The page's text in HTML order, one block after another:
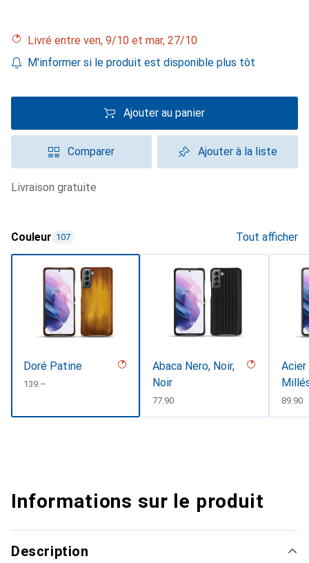
Livré entre ven, 9/10 et mar, 27/10
M'informer si le produit est disponible plus tôt
Ajouter au panier
Comparer Ajouter à la liste
livraison gratuite
Couleur 107 Tout afficher
Doré Patine
CHF
139.–
Abaca Nero, Noir,
Noir
CHF
77.90
Acier
CHF
89.90
Informations sur le produit
Description